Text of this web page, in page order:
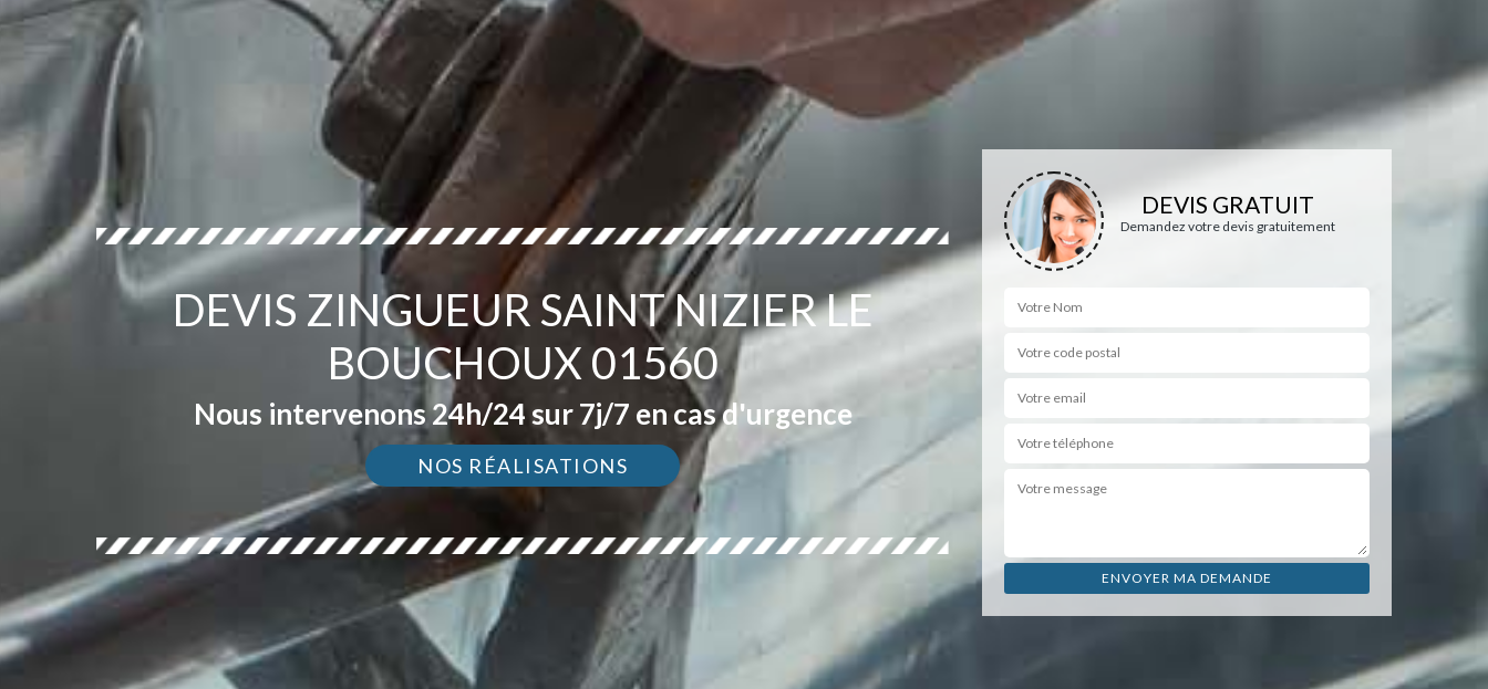
DEVIS ZINGUEUR SAINT NIZIER LE
BOUCHOUX 01560
Nous intervenons 24h/24 sur 7j/7 en cas d'urgence
NOS RÉALISATIONS
DEVIS GRATUIT
Demandez votre devis gratuitement